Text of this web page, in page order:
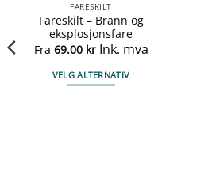
FARESKILT
Fareskilt – Brann og
eksplosjonsfare
Fra 69.00 kr Ink. mva
VELG ALTERNATIV